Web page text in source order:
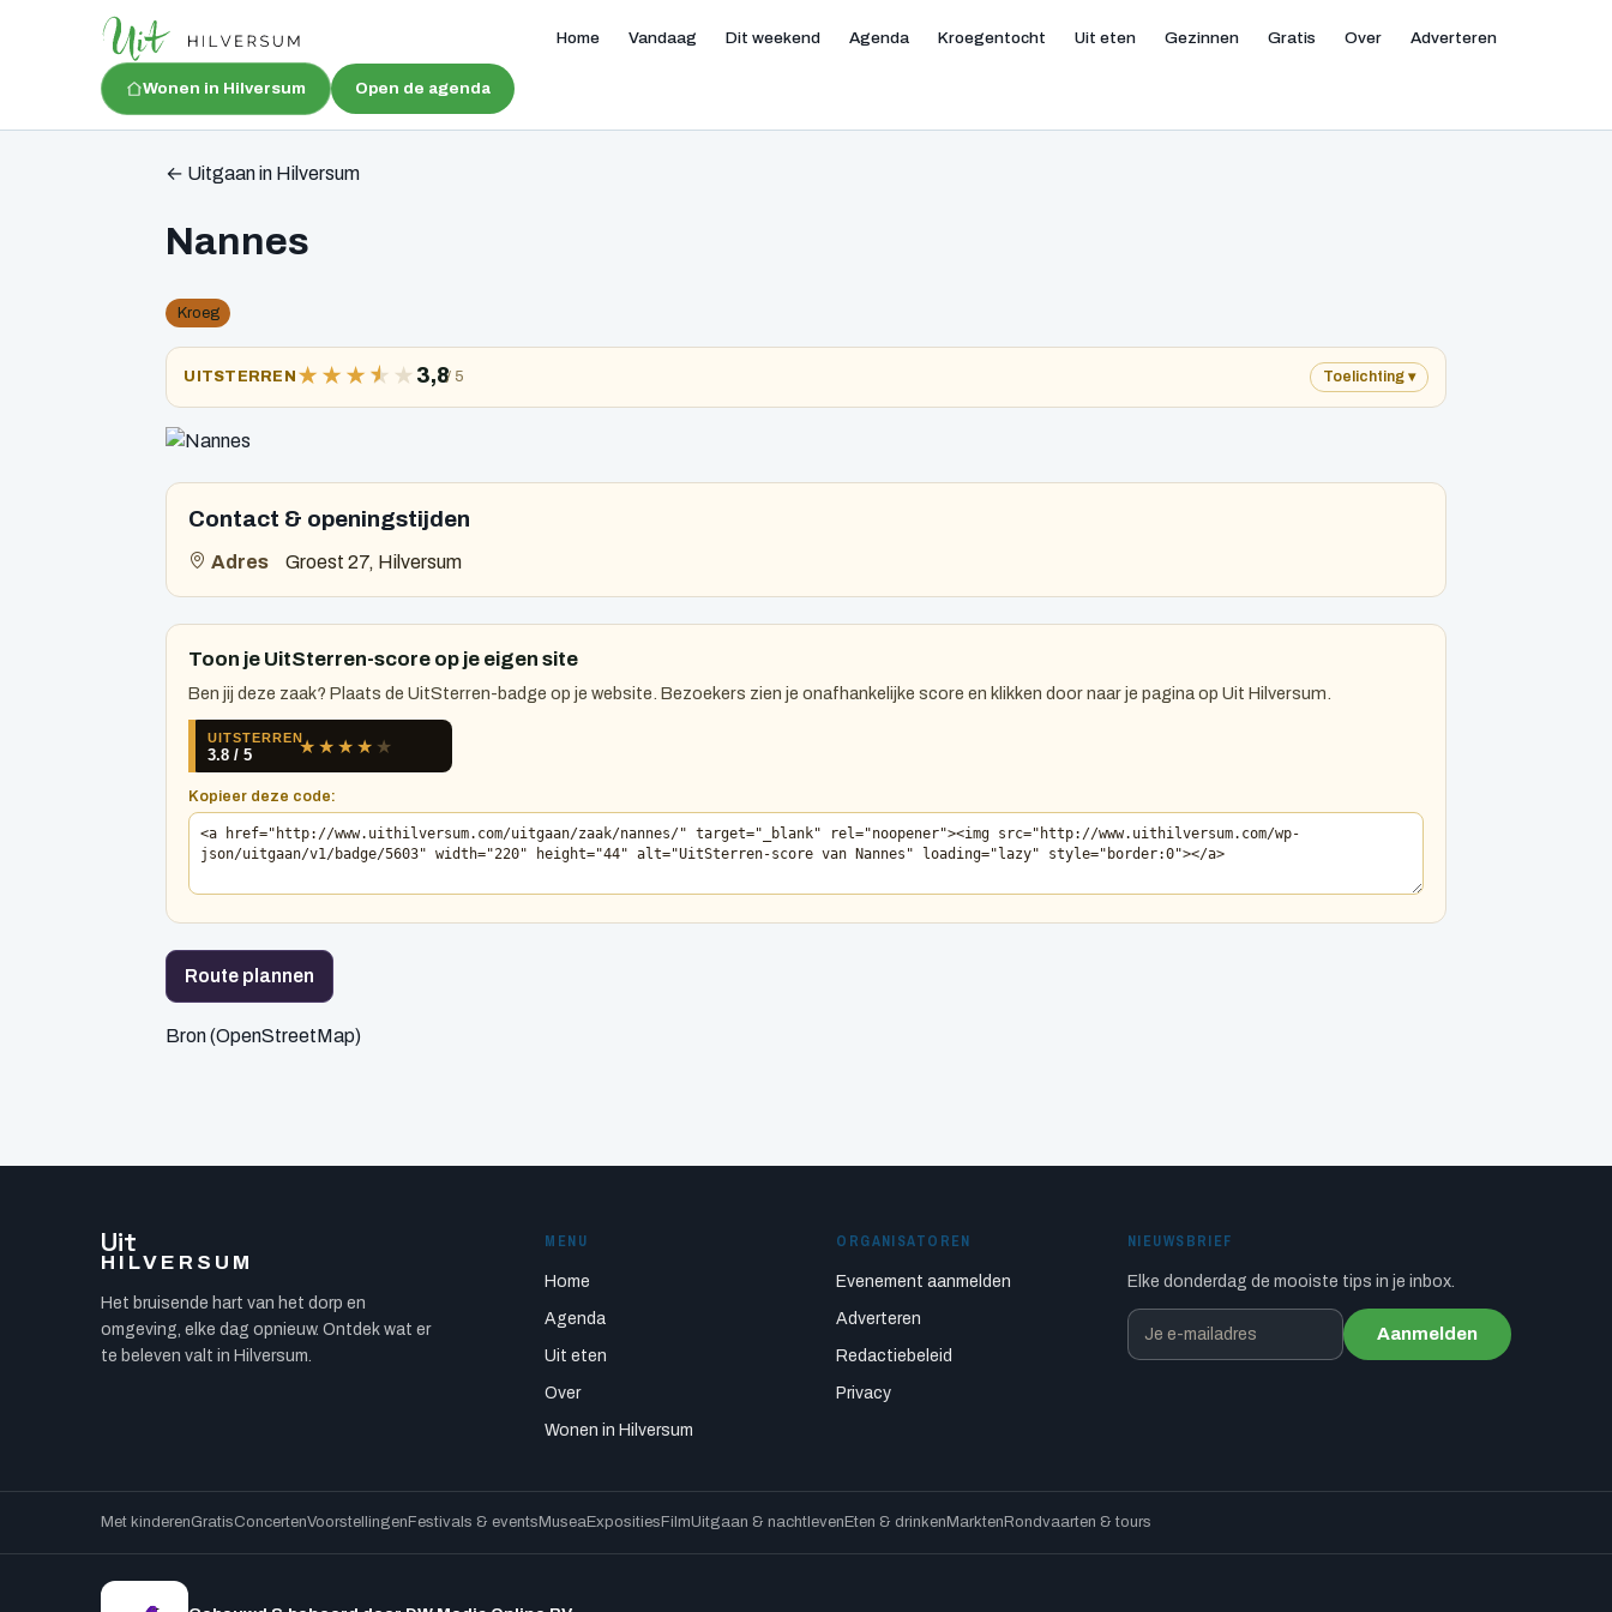
Home Vandaag Dit weekend Agenda Kroegentocht Uit eten Gezinnen Gratis Over Adverteren
Wonen in Hilversum Open de agenda
← Uitgaan in Hilversum
Nannes
Kroeg
UITSTERREN ★ ★ ★ ★ ★ 3,8/ 5 Toelichting
Contact & openingstijden
Adres Groest 27, Hilversum
Toon je UitSterren-score op je eigen site
Ben jij deze zaak? Plaats de UitSterren-badge op je website. Bezoekers zien je onafhankelijke score en klikken door naar je pagina op Uit Hilversum.
Kopieer deze code:
Route plannen
Bron (OpenStreetMap)
Uit
HILVERSUM
Het bruisende hart van het dorp en
omgeving, elke dag opnieuw. Ontdek wat er
te beleven valt in Hilversum.
MENU
Home
Agenda
Uit eten
Over
Wonen in Hilversum
ORGANISATOREN
Evenement aanmelden
Adverteren
Redactiebeleid
Privacy
NIEUWSBRIEF
Elke donderdag de mooiste tips in je inbox.
Aanmelden
Met kinderenGratisConcertenVoorstellingen Festivals & events MuseaExposities FilmUitgaan & nachtleven Eten & drinken Markten Rondvaarten & tours